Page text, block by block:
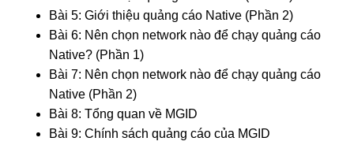
Bài 5: Giới thiệu quảng cáo Native (Phần 2)
Bài 6: Nên chọn network nào để chạy quảng cáo
Native? (Phần 1)
Bài 7: Nên chọn network nào để chạy quảng cáo
Native (Phần 2)
Bài 8: Tổng quan về MGID
Bài 9: Chính sách quảng cáo của MGID